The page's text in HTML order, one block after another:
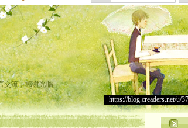
交流，感谢光临
https://blog.creaders.net/u/